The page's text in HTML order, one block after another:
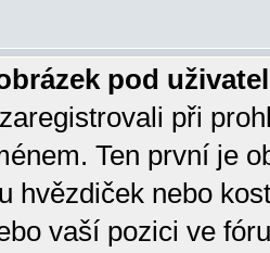
pod
při
Ten první je
hvězdiček nebo
vaší pozici ve